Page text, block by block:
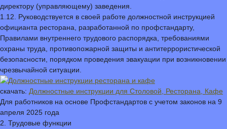
директору (управляющему) заведения.
1.12. Руководствуется в своей работе должностной инструкцией
официанта ресторана, разработанной по профстандарту,
Правилами внутреннего трудового распорядка, требованиями
охраны труда, противопожарной защиты и антитеррористической
безопасности, порядком проведения эвакуации при возникновении
чрезвычайной ситуации.
скачать: Должностные инструкции для Столовой, Ресторана, Кафе
Для работников на основе Профстандартов с учетом законов на 9
апреля 2025 года
2. Трудовые функции